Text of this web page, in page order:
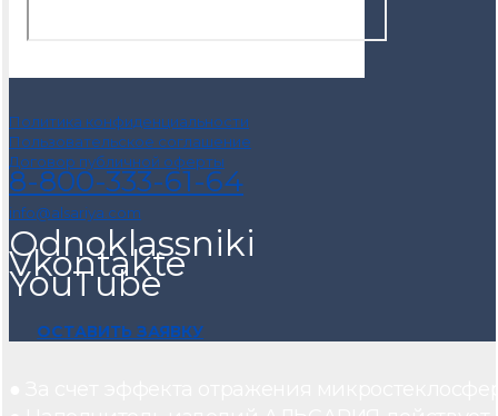
Политика конфиденциальности
Пользовательское соглашение
Договор публичной оферты
8-800-333-61-64
info@alsariya.com
Odnoklassniki
Vkontakte
YouTube
ОСТАВИТЬ ЗАЯВКУ